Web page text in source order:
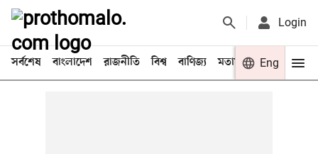
Login
সর্বশেষ বাংলাদেশ রাজনীতি বিশ্ব বাণিজ্য মতামত খেলা
Eng